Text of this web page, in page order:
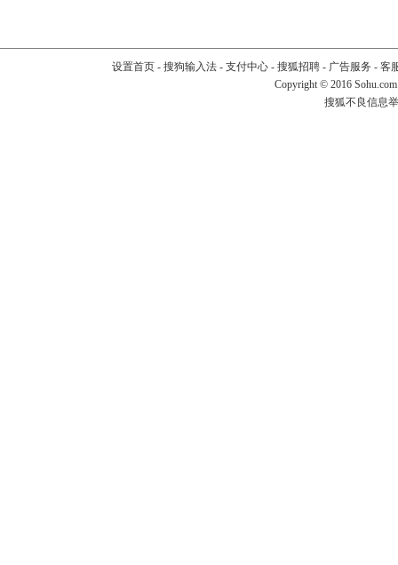
设置首页- 搜狗输入法- 支付中心- 搜狐招聘- 广告服务 - 客
Copyright © 2016
搜狐不良信息